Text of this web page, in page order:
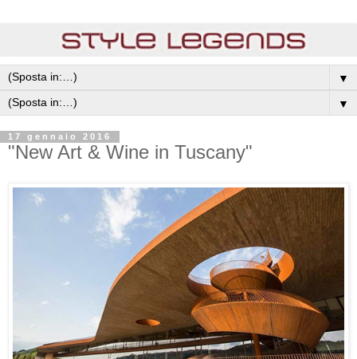
▼
▼
17 gennaio 2016
"New Art & Wine in Tuscany"